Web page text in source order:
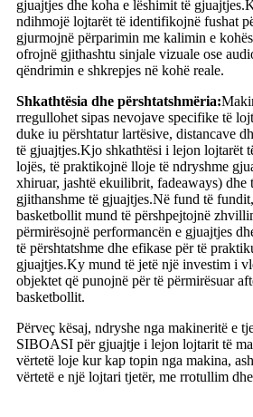
gjuajtjes dhe koha e lëshimit të
ndihmojë lojtarët të identifikojnë fushat
gjurmojnë përparimin me kalimin e
ofrojnë gjithashtu sinjale vizuale ose
qëndrimin e shkrepjes në kohë reale.
Shkathtësia dhe përshtatshmëria:
rregullohet sipas nevojave specifike të
duke iu përshtatur lartësive, distancave
të gjuajtjes.Kjo shkathtësi i lejon lojtarët
lojës, të praktikojnë lloje të ndryshme
xhiruar, jashtë ekuilibrit, fadeaways) dhe
gjithanshme të gjuajtjes.Në fund të
basketbollit mund të përshpejtojnë
përmirësojnë performancën e gjuajtjes
të përshtatshme dhe efikase për të
gjuajtjes.Ky mund të jetë një investim i
objektet që punojnë për të përmirësuar
basketbollit.
Përveç kësaj, ndryshe nga makineritë e
SIBOASI për gjuajtje i lejon lojtarit të
vërtetë loje kur kap topin nga makina,
vërtetë e një lojtari tjetër, me rrotullim